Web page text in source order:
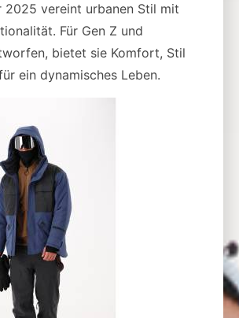
2025 vereint urbanen Stil mit
Für Gen Z und
bietet sie Komfort, Stil
ein dynamisches Leben.